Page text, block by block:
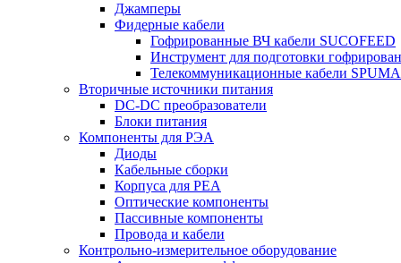
Джамперы
Фидерные кабели
Гофрированные ВЧ кабели SUCOFEED
Инструмент для подготовки
Телекоммуникационные кабели SPUMA
Вторичные источники питания
DC-DC преобразователи
Блоки питания
Компоненты для РЭА
Диоды
Кабельные сборки
Корпуса для РЕА
Оптические компоненты
Пассивные компоненты
Провода и кабели
Контрольно-измерительное оборудование